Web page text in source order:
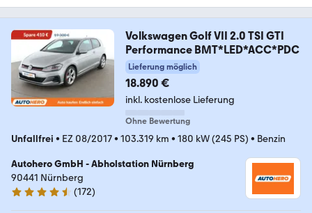
Volkswagen Golf VII 2.0 TSI GTI
Performance BMT*LED*ACC*PDC
Lieferung möglich
18.890 €
inkl. kostenlose Lieferung
Ohne Bewertung
Unfallfrei • EZ 08/2017• 103.319 km • 180 kW (245 PS) • Benzin
Autohero GmbH - Abholstation Nürnberg
90441 Nürnberg
4.5 Sterne
(172)